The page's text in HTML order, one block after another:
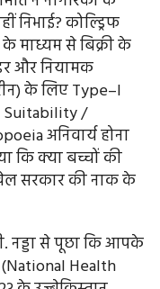
निभाई? कोल्ड्रिफ
माध्यम से बिक्री के
और नियामक
के लिए Type–I
Suitability /
अनिवार्य होना
कि क्या बच्चों की
सरकार की नाक के
नड्डा से पूछा कि आपके
(National Health